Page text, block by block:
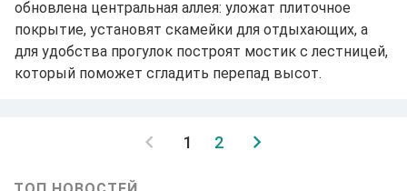
обновлена центральная аллея: уложат плиточное
покрытие, установят скамейки для отдыхающих, а
для удобства прогулок построят мостик с лестницей,
который поможет сгладить перепад высот.
1 2